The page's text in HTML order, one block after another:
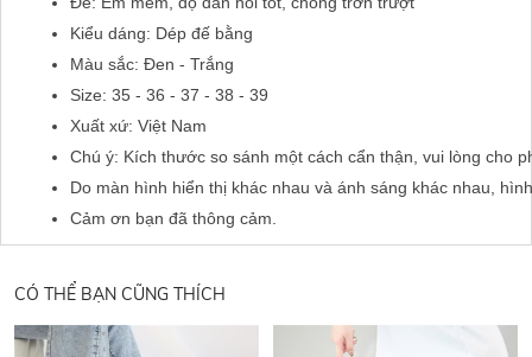
Kiểu dáng: Dép đế bằng
Màu sắc: Đen - Trắng
Size: 35 - 36 - 37 - 38 - 39
Xuất xứ: Việt Nam
Chú ý: Kích thước so sánh một cách cẩn thận, vui lòng cho
Do màn hình hiển thị khác nhau và ánh sáng khác nhau,
Cảm ơn bạn đã thông cảm.
CÓ THỂ BẠN CŨNG THÍCH